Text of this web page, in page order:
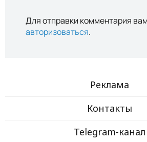
Для отправки комментария
авторизоваться.
Реклама
Контакты
Telegram-канал